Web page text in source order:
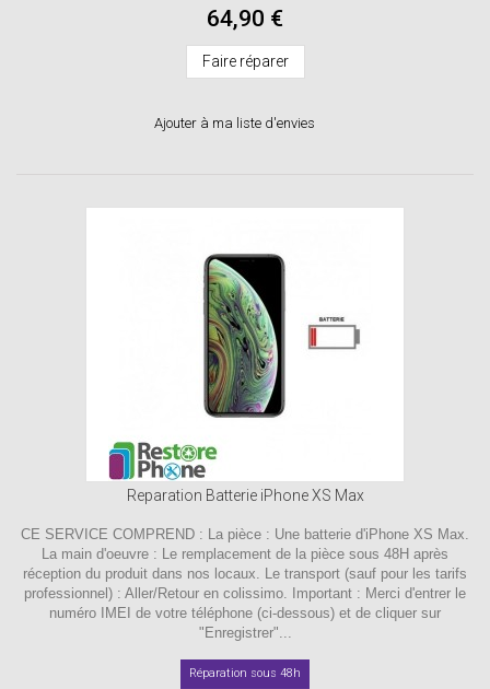
64,90 €
Faire réparer
Ajouter à ma liste d'envies
Reparation Batterie iPhone XS Max
CE SERVICE COMPREND : La pièce : Une batterie d'iPhone XS Max.
La main d'oeuvre : Le remplacement de la pièce sous 48H après
réception du produit dans nos locaux. Le transport (sauf pour les tarifs
professionnel) : Aller/Retour en colissimo. Important : Merci d'entrer le
numéro IMEI de votre téléphone (ci-dessous) et de cliquer sur
"Enregistrer"...
Réparation sous 48h